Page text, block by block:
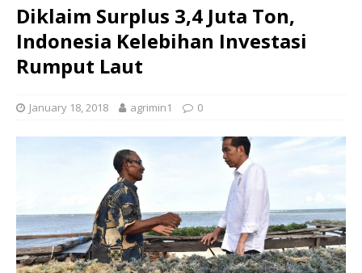
Diklaim Surplus 3,4 Juta Ton,
Indonesia Kelebihan Investasi
Rumput Laut
January 18, 2018 agrimin1 0